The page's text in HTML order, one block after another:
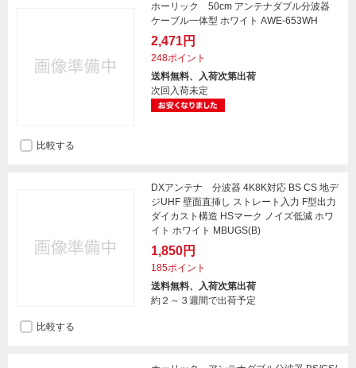
ホーリック 50cm アンテナダブル分波器
ケーブル一体型 ホワイト AWE-653WH
2,471円
248ポイント
送料無料、入荷次第出荷
次回入荷未定
比較する
DXアンテナ 分波器 4K8K対応 BS CS 地デ
ジUHF 壁面直挿し ストレート入力 F型出力
ダイカスト構造 HSマーク ノイズ低減 ホワ
イト ホワイト MBUGS(B)
1,850円
185ポイント
送料無料、入荷次第出荷
約２～３週間で出荷予定
比較する